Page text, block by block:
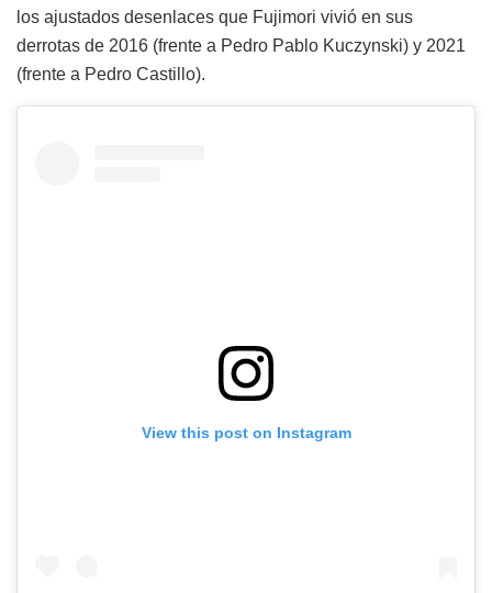
los ajustados desenlaces que Fujimori vivió en sus
derrotas de 2016 (frente a Pedro Pablo Kuczynski) y 2021
(frente a Pedro Castillo).
View this post on Instagram